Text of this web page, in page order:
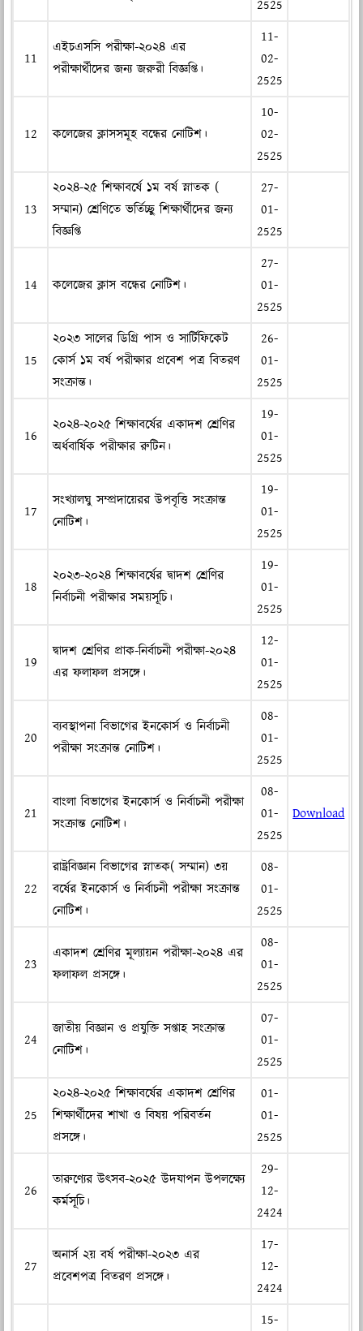
2525
11
এইচএসসি পরীক্ষা-২০২৪ এর
পরীক্ষার্থীদের জন্য জরুরী বিজ্ঞপ্তি।
11-
02-
2525
12 কলেজের ক্লাসসমূহ বন্ধের নোটিশ।
10-
02-
2525
13
২০২৪-২৫ শিক্ষাবর্ষে ১ম বর্ষ স্নাতক (
সম্মান) শ্রেণিতে ভর্তিচ্ছু শিক্ষার্থীদের জন্য
বিজ্ঞপ্তি
27-
01-
2525
14 কলেজের ক্লাস বন্ধের নোটিশ।
27-
01-
2525
15
২০২৩ সালের ডিগ্রি পাস ও সার্টিফিকেট
কোর্স ১ম বর্ষ পরীক্ষার প্রবেশ পত্র বিতরণ
সংক্রান্ত।
26-
01-
2525
16
২০২৪-২০২৫ শিক্ষাবর্ষের একাদশ শ্রেণির
অর্ধবার্ষিক পরীক্ষার রুটিন।
19-
01-
2525
17
সংখ্যালঘু সম্প্রদায়েরর উপবৃত্তি সংক্রান্ত
নোটিশ।
19-
01-
2525
18
২০২৩-২০২৪ শিক্ষাবর্ষের দ্বাদশ শ্রেণির
নির্বাচনী পরীক্ষার সময়সূচি।
19-
01-
2525
19
দ্বাদশ শ্রেণির প্রাক-নির্বাচনী পরীক্ষা-২০২৪
এর ফলাফল প্রসঙ্গে।
12-
01-
2525
20
ব্যবস্থাপনা বিভাগের ইনকোর্স ও নির্বাচনী
পরীক্ষা সংক্রান্ত নোটিশ।
08-
01-
2525
21
বাংলা বিভাগের ইনকোর্স ও নির্বাচনী পরীক্ষা
সংক্রান্ত নোটিশ।
08-
01-
2525
Download
22
রাষ্ট্রবিজ্ঞান বিভাগের স্নাতক( সম্মান) ৩য়
বর্ষের ইনকোর্স ও নির্বাচনী পরীক্ষা সংক্রান্ত
নোটিশ।
08-
01-
2525
23
একাদশ শ্রেণির মূল্যায়ন পরীক্ষা-২০২৪ এর
ফলাফল প্রসঙ্গে।
08-
01-
2525
24
জাতীয় বিজ্ঞান ও প্রযুক্তি সপ্তাহ সংক্রান্ত
নোটিশ।
07-
01-
2525
25
২০২৪-২০২৫ শিক্ষাবর্ষের একাদশ শ্রেণির
শিক্ষার্থীদের শাখা ও বিষয় পরিবর্তন
প্রসঙ্গে।
01-
01-
2525
26
তারুণ্যের উৎসব-২০২৫ উদযাপন উপলক্ষ্যে
কর্মসূচি।
29-
12-
2424
27
অনার্স ২য় বর্ষ পরীক্ষা-২০২৩ এর
প্রবেশপত্র বিতরণ প্রসঙ্গে।
17-
12-
2424
15-